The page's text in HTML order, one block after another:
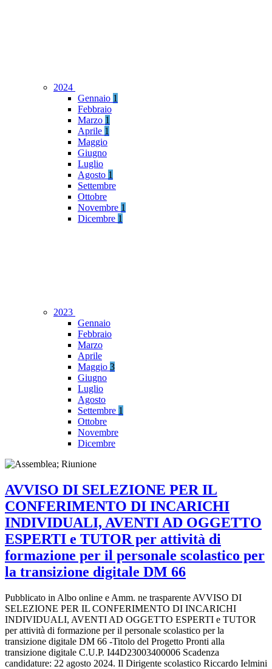
2024
Gennaio 1
Febbraio
Marzo 1
Aprile 1
Maggio
Giugno
Luglio
Agosto 1
Settembre
Ottobre
Novembre 1
Dicembre 1
2023
Gennaio
Febbraio
Marzo
Aprile
Maggio 3
Giugno
Luglio
Agosto
Settembre 1
Ottobre
Novembre
Dicembre
AVVISO DI SELEZIONE PER IL
CONFERIMENTO DI INCARICHI
INDIVIDUALI, AVENTI AD OGGETTO
ESPERTI e TUTOR per attività di
formazione per il personale scolastico per
la transizione digitale DM 66
Pubblicato in Albo online e Amm. ne trasparente AVVISO DI
SELEZIONE PER IL CONFERIMENTO DI INCARICHI
INDIVIDUALI, AVENTI AD OGGETTO ESPERTI e TUTOR
per attività di formazione per il personale scolastico per la
transizione digitale DM 66 -Titolo del Progetto Pronti alla
transizione digitale C.U.P. I44D23003400006 Scadenza
candidature: 22 agosto 2024. Il Dirigente scolastico Riccardo Ielmini